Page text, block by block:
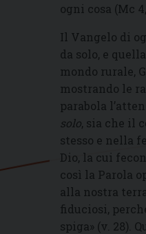
ogni cosa (Mc
Il Vangelo di
da solo, e
mondo rurale,
mostrando le
parabola
solo, sia che il
stesso e nella
Dio, la cui
così la Parola
alla nostra
fiduciosi,
spiga» (v. 28).